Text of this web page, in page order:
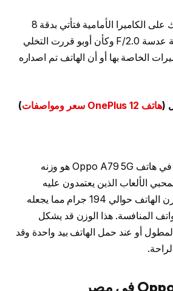
وأما اذا كنت تضع آمالك على الكاميرا الأمامية فتأتي بدقة 8
ميجا بكسل فقط بفتحة عدسة F/2.0 وكأن أوبو قررت التخلي
الخاصة بها أو أن الهاتف تم اصداره
(هاتف OnePlus 12 سعر ومواصفات )
أحد العيوب الملحوظة في هاتف Oppo A79 5G هو وزنه
الألعاب الذين يعتمدون عليه
لفترات طويلة. حيث يزن الهاتف حوالي 194 جرام مما يجعله
المنافسة. هذا الوزن قد يشكل
أو عند حمل الهاتف بيد واحدة وقد